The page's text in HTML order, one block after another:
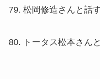
79. 松岡修造さんと話
80. トータス松本さん